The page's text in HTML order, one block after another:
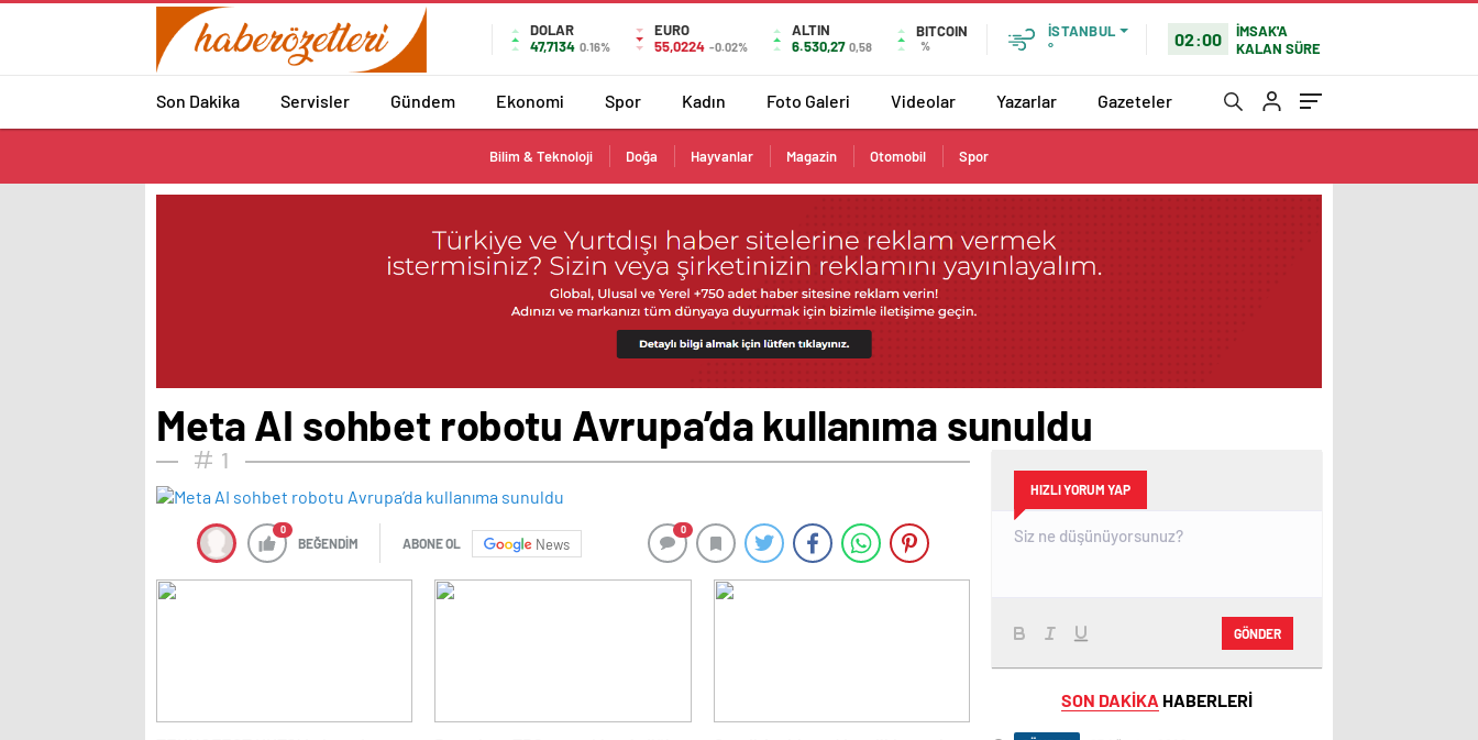
DOLAR
47,7134 0.16%
EURO
55,0224 -0.02%
ALTIN
6.530,27 0,58
BITCOIN
%
İSTANBUL
°
02:00
İMSAK'A
KALAN SÜRE
Son Dakika Servisler Gündem Ekonomi Spor Kadın Foto Galeri Videolar Yazarlar Gazeteler
Bilim & Teknoloji Doğa Hayvanlar Magazin Otomobil Spor
Meta AI sohbet robotu Avrupa’da kullanıma sunuldu
1
0
BEĞENDİM ABONE OL News
0
HIZLI YORUM YAP
GÖNDER
SON DAKİKA HABERLERİ